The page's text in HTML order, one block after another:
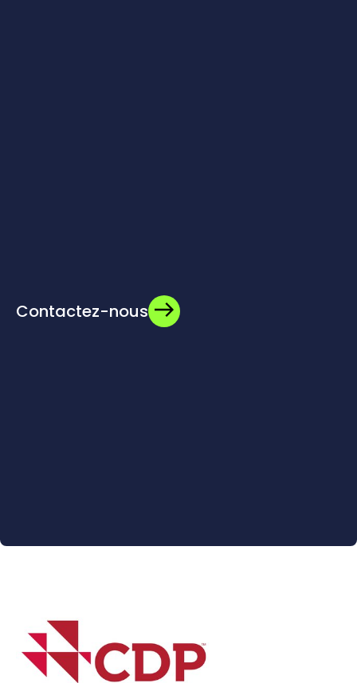
Contactez-nous